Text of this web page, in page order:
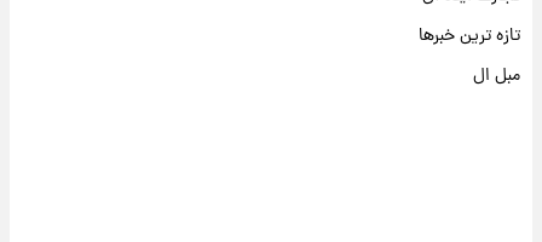
تازه ترین خبرها
مبل ال